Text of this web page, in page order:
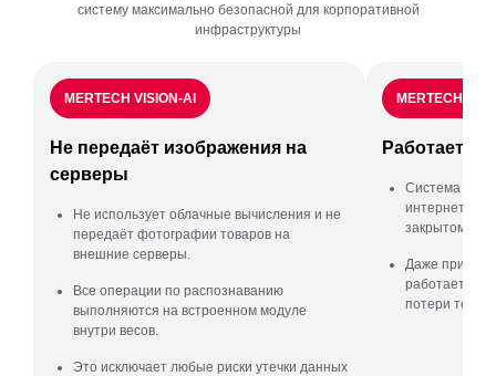
систему максимально безопасной для корпоративной
инфраструктуры
MERTECH VISION-AI
Не передаёт изображения на
серверы
Не использует облачные вычисления и не
передаёт фотографии товаров на
внешние серверы.
Все операции по распознаванию
выполняются на встроенном модуле
внутри весов.
Это исключает любые риски утечки данных
MERTECH
Работает
Система не
интернету —
закрытом
Даже при
работает
потери